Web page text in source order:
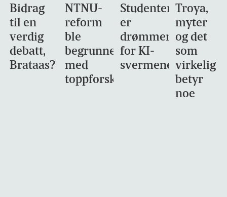
Bidrag
til en
verdig
debatt,
Brataas?
NTNU-
reform
ble
begrunnet
med
toppforskning
Studentene
er
drømmemålet
for KI-
svermene
Troya,
myter
og det
som
virkelig
betyr
noe